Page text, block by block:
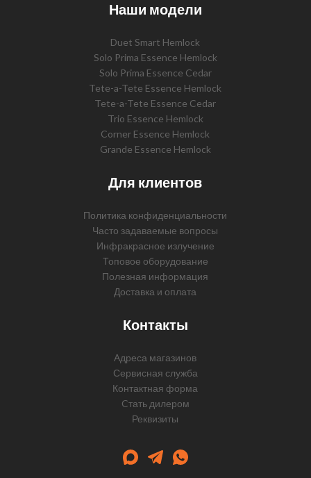
Наши модели
Duet Smart Hemlock
Solo Prima Essence Hemlock
Solo Prima Essence Cedar
Tete-a-Tete Essence Hemlock
Tete-a-Tete Essence Cedar
Trio Essence Hemlock
Corner Essence Hemlock
Grande Essence Hemlock
Для клиентов
Политика конфиденциальности
Часто задаваемые вопросы
Инфракрасное излучение
Топовое оборудование
Полезная информация
Доставка и оплата
Контакты
Адреса магазинов
Сервисная служба
Контактная форма
Cтать дилером
Реквизиты